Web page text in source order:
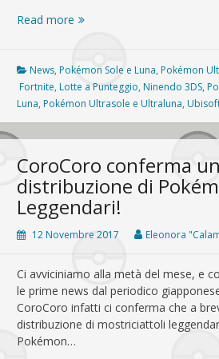
Read more Inizia
Stagione
7
delle
Lotte
a
Punteggio
Alola!
News, Pokémon Sole e Luna, Pokémon
Fortnite, Lotte a Punteggio, Ninendo 3DS,
Luna, Pokémon Ultrasole e Ultraluna,
CoroCoro conferma
distribuzione di
Leggendari!
12 Novembre 2017 Eleonora
Ci avviciniamo alla metà del mese, e
le prime news dal periodico
CoroCoro infatti ci conferma che a
distribuzione di mostriciattoli
Pokémon…